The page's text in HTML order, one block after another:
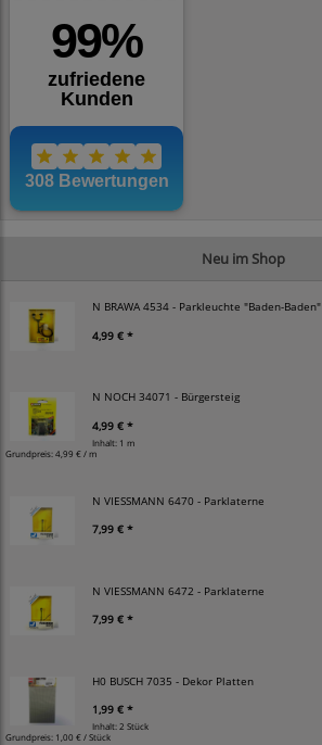
Neu im Shop
N BRAWA 4534 - Parkleuchte "Baden-Baden"
4,99 € *
N NOCH 34071 - Bürgersteig
4,99 € *
Inhalt: 1 m
Grundpreis:4,99 € / m
N VIESSMANN 6470 - Parklaterne
7,99 € *
N VIESSMANN 6472 - Parklaterne
7,99 € *
H0 BUSCH 7035 - Dekor Platten
1,99 € *
Inhalt: 2 Stück
Grundpreis: 1,00 € / Stück